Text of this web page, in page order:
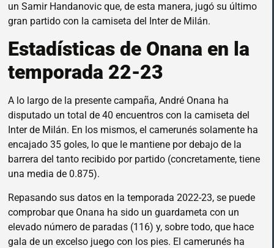
un Samir Handanovic que, de esta manera, jugó su último
gran partido con la camiseta del Inter de Milán.
Estadísticas de Onana en la
temporada 22-23
A lo largo de la presente campaña, André Onana ha
disputado un total de 40 encuentros con la camiseta del
Inter de Milán. En los mismos, el camerunés solamente ha
encajado 35 goles, lo que le mantiene por debajo de la
barrera del tanto recibido por partido (concretamente, tiene
una media de 0.875).
Repasando sus datos en la temporada 2022-23, se puede
comprobar que Onana ha sido un guardameta con un
elevado número de paradas (116) y, sobre todo, que hace
gala de un excelso juego con los pies. El camerunés ha